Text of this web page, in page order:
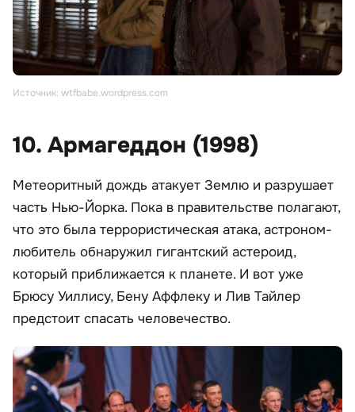
Источник: wtfbabe.wordpress.com
10. Армагеддон (1998)
Метеоритный дождь атакует Землю и разрушает
часть Нью-Йорка. Пока в правительстве полагают,
что это была террористическая атака, астроном-
любитель обнаружил гигантский астероид,
который приближается к планете. И вот уже
Брюсу Уиллису, Бену Аффлеку и Лив Тайлер
предстоит спасать человечество.